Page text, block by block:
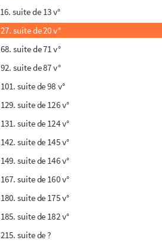
16. suite de 13 v°
27. suite de 20 v°
68. suite de 71 v°
92. suite de 87 v°
101. suite de 98 v°
129. suite de 126 v°
131. suite de 124 v°
142. suite de 145 v°
149. suite de 146 v°
167. suite de 160 v°
180. suite de 175 v°
185. suite de 182 v°
215. suite de ?